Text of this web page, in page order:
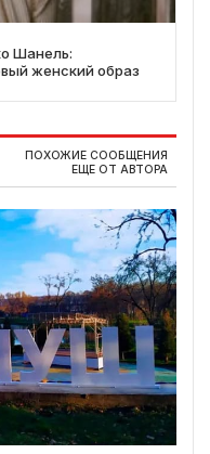
Шанель:
женский образ
ПОХОЖИЕ СООБЩЕНИЯ
ЕЩЕ ОТ АВТОРА